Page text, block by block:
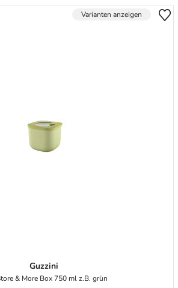
Varianten anzeigen
Guzzini
& More Box 750 ml z.B. grün